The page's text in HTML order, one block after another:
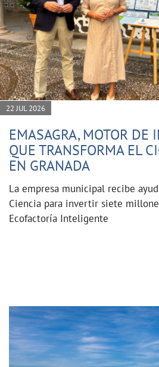
22 JUL 2026
EMASAGRA, MOTOR DE
QUE TRANSFORMA EL
EN GRANADA
La empresa municipal recibe
Ciencia para invertir siete
Ecofactoría Inteligente